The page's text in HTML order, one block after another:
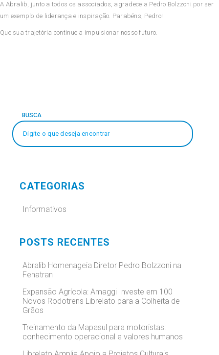
A Abralib, junto a todos os associados, agradece a Pedro Bolzzoni por ser
um exemplo de liderança e inspiração. Parabéns, Pedro!
Que sua trajetória continue a impulsionar nosso futuro.
BUSCA
CATEGORIAS
Informativos
POSTS RECENTES
Abralib Homenageia Diretor Pedro Bolzzoni na
Fenatran
Expansão Agrícola: Amaggi Investe em 100
Novos Rodotrens Librelato para a Colheita de
Grãos
Treinamento da Mapasul para motoristas:
conhecimento operacional e valores humanos